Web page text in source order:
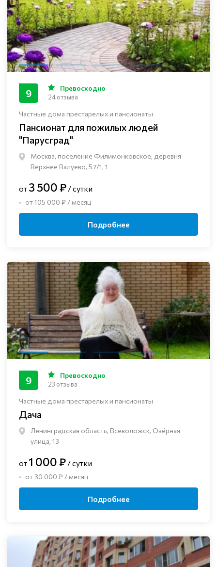
Частные дома престарелых и пансионаты
Пансионат для пожилых людей
"Парусград"
Москва, поселение Филимонковское, деревня
Верхнее Валуево, 57/1, 1
9 Превосходно
24 отзыва
от 3 500 ₽ / сутки
от 105 000 ₽ / месяц
Подробнее
Частные дома престарелых и пансионаты
Дача
Ленинградская область, Всеволожск, Озёрная
улица, 13
9 Превосходно
23 отзыва
от1 000 ₽ / сутки
от 30 000 ₽ / месяц
Подробнее